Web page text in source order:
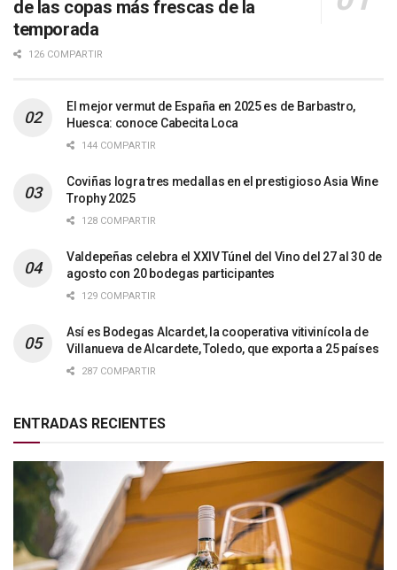
de las copas más frescas de la
temporada
126 COMPARTIR
El mejor vermut de España en 2025 es de Barbastro,
Huesca: conoce Cabecita Loca
144 COMPARTIR
Coviñas logra tres medallas en el prestigioso Asia Wine
Trophy 2025
128 COMPARTIR
Valdepeñas celebra el XXIV Túnel del Vino del 27 al 30 de
agosto con 20 bodegas participantes
129 COMPARTIR
Así es Bodegas Alcardet, la cooperativa vitivinícola de
Villanueva de Alcardete, Toledo, que exporta a 25 países
287 COMPARTIR
ENTRADAS RECIENTES